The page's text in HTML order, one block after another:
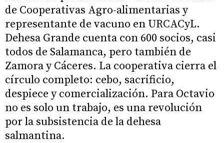
de Cooperativas Agro-alimentarias y
representante de vacuno en URCACyL.
Dehesa Grande cuenta con 600 socios, casi
todos de Salamanca, pero también de
Zamora y Cáceres. La cooperativa cierra el
círculo completo: cebo, sacrificio,
despiece y comercialización. Para Octavio
no es solo un trabajo, es una revolución
por la subsistencia de la dehesa
salmantina.